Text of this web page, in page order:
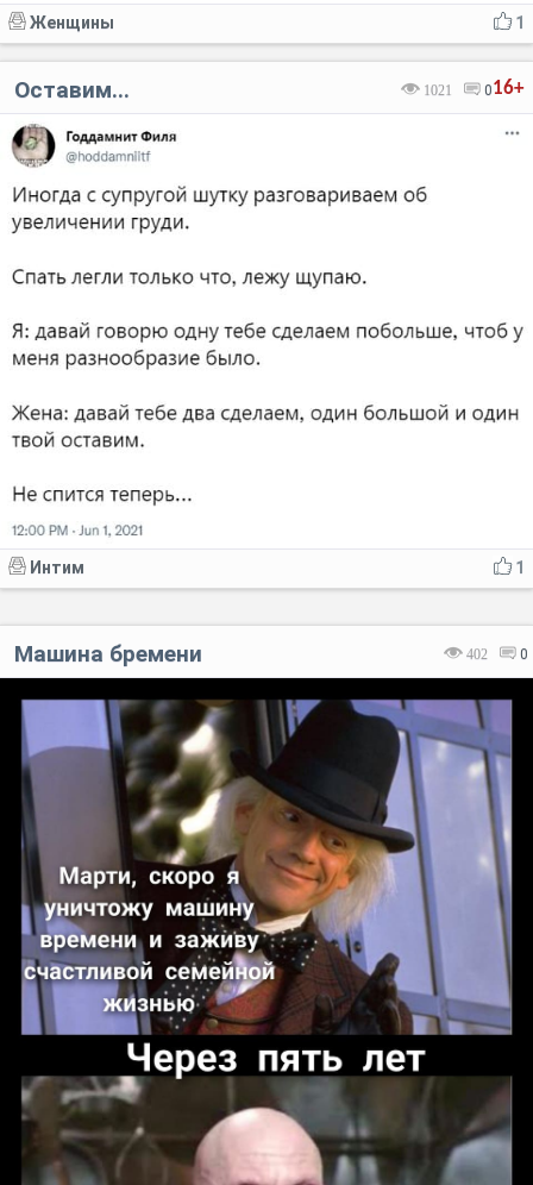
1
Женщины
16+
1021 0
Оставим...
1
Интим
402 0
Машина бремени